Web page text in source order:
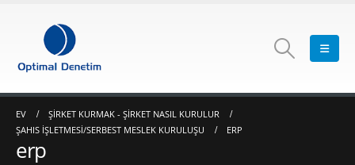
EV
ŞIRKET KURMAK - ŞIRKET NASIL KURULUR
ŞAHIS İŞLETMESI/SERBEST MESLEK KURULUŞU
ERP
erp